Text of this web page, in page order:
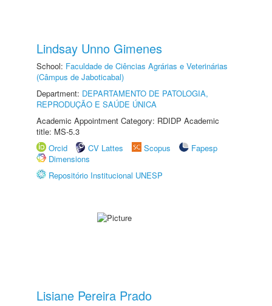
Lindsay Unno Gimenes
School: Faculdade de Ciências Agrárias e Veterinárias
(Câmpus de Jaboticabal)
Department: DEPARTAMENTO DE PATOLOGIA,
REPRODUÇÃO E SAÚDE ÚNICA
Academic Appointment Category: RDIDP Academic
title: MS-5.3
Orcid
CV Lattes Scopus
Fapesp
Dimensions
Repositório Institucional UNESP
Lisiane Pereira Prado